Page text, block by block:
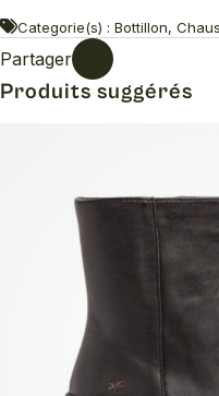
Categorie(s) : Bottillon,
Partager
Produits suggérés